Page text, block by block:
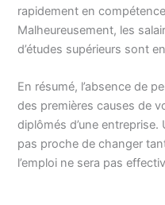
rapidement en
Malheureusement, les
d’études supérieurs sont
En résumé, l’absence de
des premières causes de
diplômés d’une
pas proche de changer
l’emploi ne sera pas